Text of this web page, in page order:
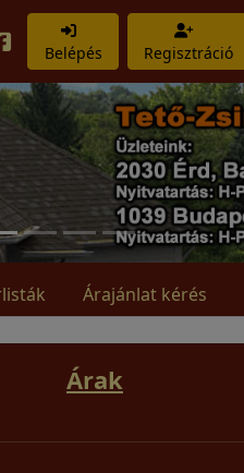
Belépés Regisztráció
Árajánlat kérés
Árak